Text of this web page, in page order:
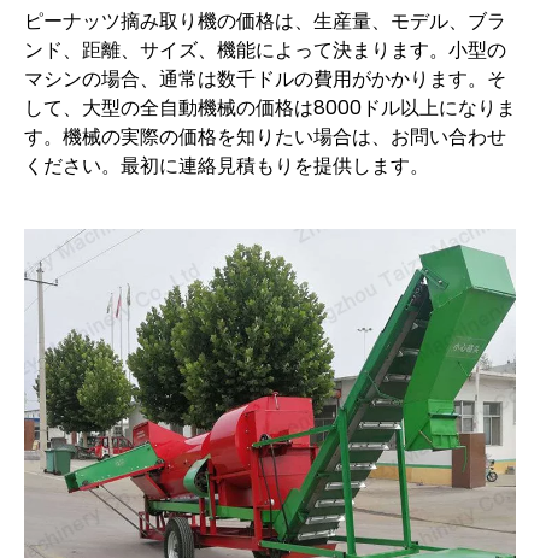
ピーナッツ摘み取り機の価格は、生産量、モデル、ブラ
ンド、距離、サイズ、機能によって決まります。小型の
マシンの場合、通常は数千ドルの費用がかかります。そ
して、大型の全自動機械の価格は8000ドル以上になりま
す。機械の実際の価格を知りたい場合は、お問い合わせ
ください。最初に連絡見積もりを提供します。